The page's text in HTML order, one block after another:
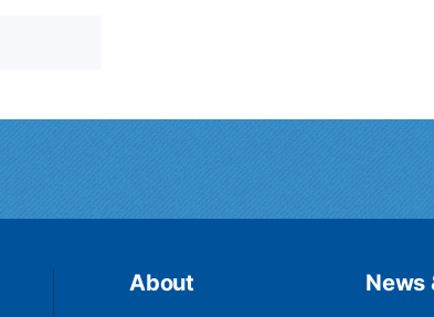
About News